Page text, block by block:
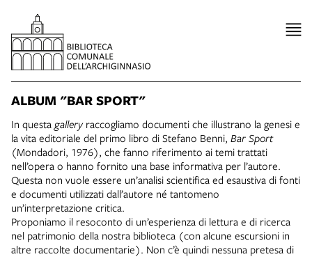
ALBUM "BAR SPORT"
In questa galleryraccogliamo documenti che illustrano la genesi e
la vita editoriale del primo libro di Stefano Benni, Bar Sport
(Mondadori, 1976), che fanno riferimento ai temi trattati
nell’opera o hanno fornito una base informativa per l’autore.
Questa non vuole essere un’analisi scientifica ed esaustiva di fonti
e documenti utilizzati dall’autore né tantomeno
un’interpretazione critica.
Proponiamo il resoconto di un’esperienza di lettura e di ricerca
nel patrimonio della nostra biblioteca (con alcune escursioni in
altre raccolte documentarie). Non c’è quindi nessuna pretesa di